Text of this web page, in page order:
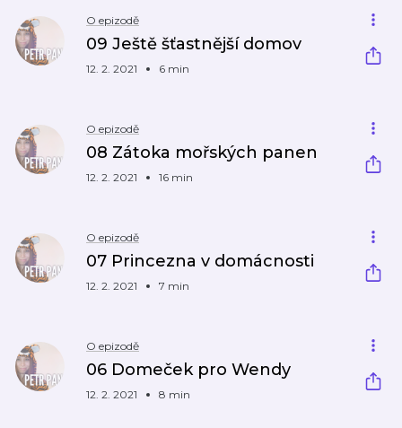
O epizodě
09 Ještě šťastnější domov
12. 2. 2021 6 min
O epizodě
08 Zátoka mořských panen
12. 2. 2021 16 min
O epizodě
07 Princezna v domácnosti
12. 2. 2021 7 min
O epizodě
06 Domeček pro Wendy
12. 2. 2021 8 min